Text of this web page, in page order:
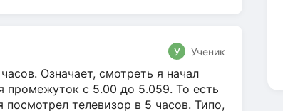
У Ученик
Означает, смотреть я начал
промежуток с 5.00 до 5.059. То есть
телевизор в 5 часов. Типо,